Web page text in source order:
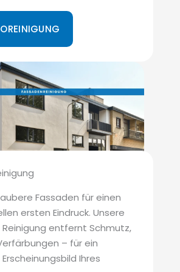
Fassaden für einen
ersten Eindruck. Unsere
entfernt Schmutz,
– für ein
Ihres